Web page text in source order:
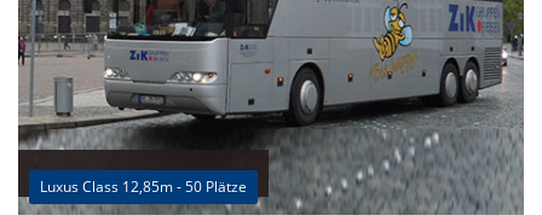
Luxus Class 12,85m - 50 Plätze